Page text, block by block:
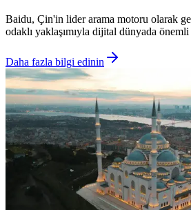
Baidu, Çin'in lider arama motoru olarak
odaklı yaklaşımıyla dijital dünyada
Daha fazla bilgi edinin